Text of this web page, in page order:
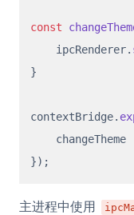
const
    ipcRenderer.
}
contextBridge.
    changeTheme
主进程中使用